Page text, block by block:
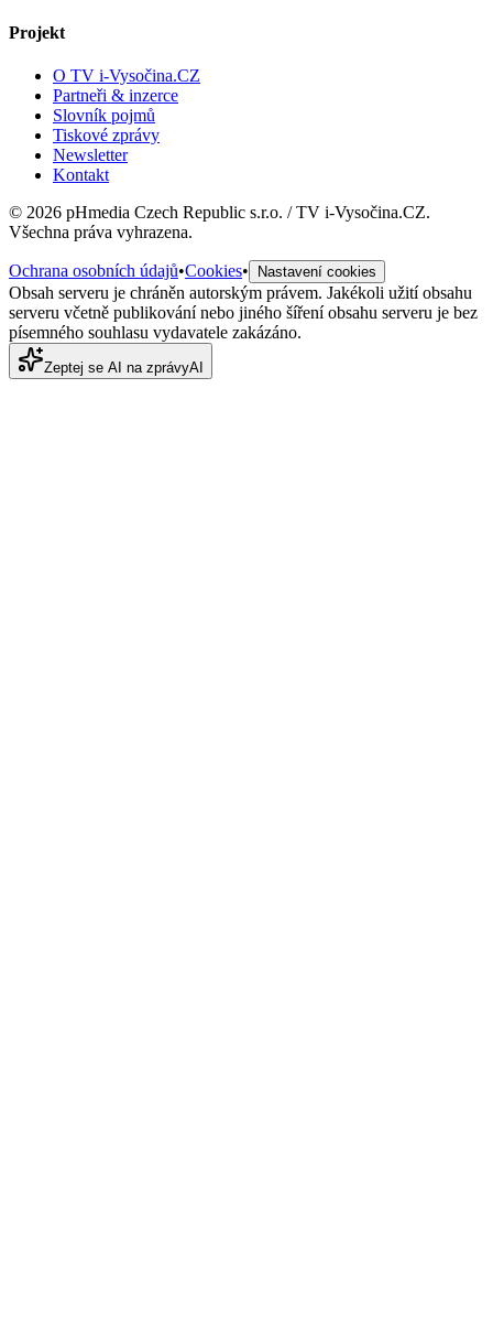
Projekt
O TV i-Vysočina.CZ
Partneři & inzerce
Slovník pojmů
Tiskové zprávy
Newsletter
Kontakt
© 2026 pHmedia Czech Republic s.r.o. / TV i-Vysočina.CZ.
Všechna práva vyhrazena.
Ochrana osobních údajů•Cookies• Nastavení cookies
Obsah serveru je chráněn autorským právem. Jakékoli užití obsahu
serveru včetně publikování nebo jiného šíření obsahu serveru je bez
písemného souhlasu vydavatele zakázáno.
Zeptej se AI na zprávyAI